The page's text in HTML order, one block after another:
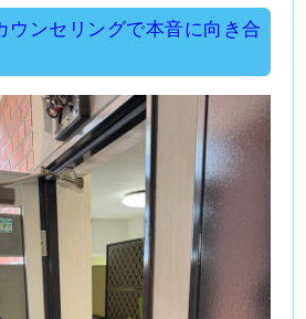
ウンセリングで本音に向き合